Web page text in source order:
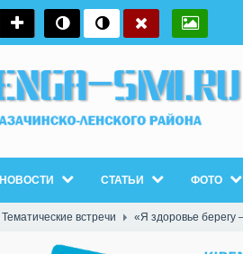
НОВОСТИ СТАТЬИ ФОТО
Тематические встречи «Я здоровье берегу